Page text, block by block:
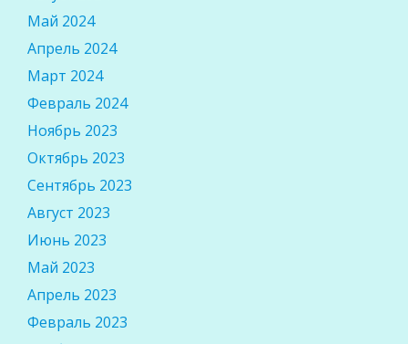
Май 2024
Апрель 2024
Март 2024
Февраль 2024
Ноябрь 2023
Октябрь 2023
Сентябрь 2023
Август 2023
Июнь 2023
Май 2023
Апрель 2023
Февраль 2023